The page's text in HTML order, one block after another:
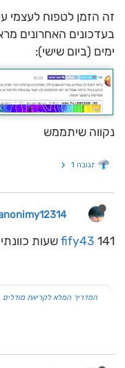
זה הזמן לטפוח לעצמי
בעדכונים האחרונים
ימים (ביום שישי):
נקווה שיתממש
תגובה 1
fify43 141 שעות כוונתי
המדריך המלא לקריאת מודלים